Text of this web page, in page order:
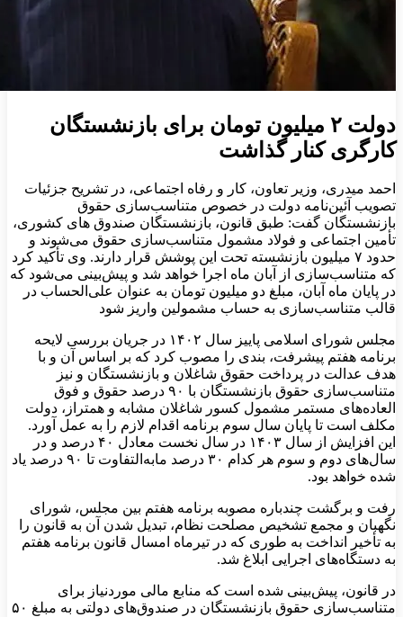
دولت ۲ میلیون تومان برای بازنشستگان
کارگری کنار گذاشت
احمد میدری، وزیر تعاون، کار و رفاه اجتماعی، در تشریح جزئیات
تصویب آئین‌نامه دولت در خصوص متناسب‌سازی حقوق
بازنشستگان گفت: طبق قانون، بازنشستگان صندوق‌ های کشوری،
تأمین اجتماعی و فولاد مشمول متناسب‌سازی حقوق می‌شوند و
حدود ۷ میلیون بازنشسته تحت این پوشش قرار دارند. وی تأکید کرد
که متناسب‌سازی از آبان‌ ماه اجرا خواهد شد و پیش‌بینی می‌شود که
در پایان ماه آبان، مبلغ دو میلیون تومان به عنوان علی‌الحساب در
قالب متناسب‌سازی به حساب مشمولین واریز شود
مجلس شورای اسلامی پاییز سال ۱۴۰۲ در جریان بررسی لایحه
برنامه هفتم پیشرفت، بندی را مصوب کرد که بر اساس آن و با
هدف عدالت در پرداخت حقوق شاغلان و بازنشستگان و نیز
متناسب‌سازی حقوق بازنشستگان با ۹۰ درصد حقوق و فوق
العاده‌های مستمر مشمول کسور شاغلان مشابه و همتراز، دولت
مکلف است تا پایان سال سوم برنامه اقدام لازم را به عمل آورد.
این افزایش از سال ۱۴۰۳ در سال نخست معادل ۴۰ درصد و در
سال‌های دوم و سوم هر کدام ۳۰ درصد مابه‌التفاوت تا ۹۰ درصد یاد
شده خواهد بود.
رفت و برگشت چندباره مصوبه برنامه هفتم بین مجلس، شورای
نگهبان و مجمع تشخیص مصلحت نظام، تبدیل شدن آن به قانون را
به تأخیر انداخت به طوری که در تیرماه امسال قانون برنامه هفتم
به دستگاه‌های اجرایی ابلاغ شد.
در قانون، پیش‌بینی شده است که منابع مالی موردنیاز برای
متناسب‌سازی حقوق بازنشستگان در صندوق‌های دولتی به مبلغ ۵۰